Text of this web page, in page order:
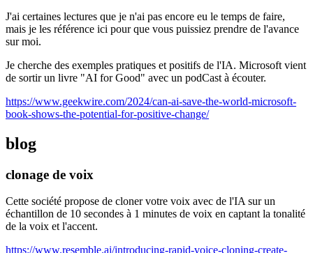
J'ai certaines lectures que je n'ai pas encore eu le temps de faire,
mais je les référence ici pour que vous puissiez prendre de l'avance
sur moi.
Je cherche des exemples pratiques et positifs de l'IA. Microsoft vient
de sortir un livre "AI for Good" avec un podCast à écouter.
https://www.geekwire.com/2024/can-ai-save-the-world-microsoft-
book-shows-the-potential-for-positive-change/
blog
clonage de voix
Cette société propose de cloner votre voix avec de l'IA sur un
échantillon de 10 secondes à 1 minutes de voix en captant la tonalité
de la voix et l'accent.
https://www.resemble.ai/introducing-rapid-voice-cloning-create-